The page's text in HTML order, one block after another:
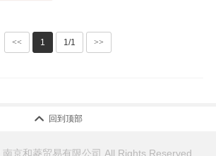
<< 1 1/1 >>
 回到顶部
京和菱贸易有限公司 All Rights Reserved.